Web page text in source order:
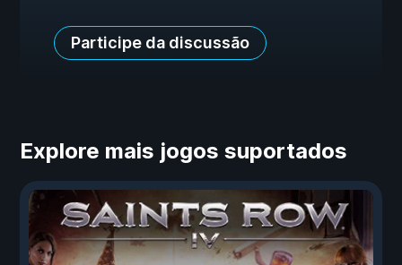
Participe da discussão
Explore mais jogos suportados